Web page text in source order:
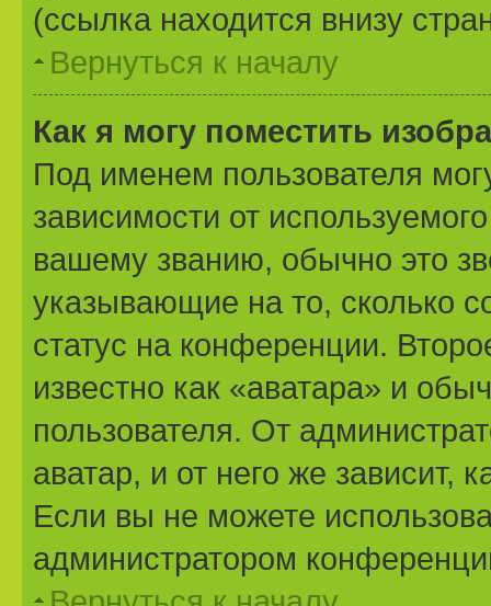
(ссылка находится внизу
Вернуться к началу
Как я могу поместить
Под именем пользователя
зависимости от
вашему званию, обычно это
указывающие на то, сколько
статус на конференции.
известно как «аватара» и
пользователя. От
аватар, и от него же зависит,
Если вы не можете
администратором